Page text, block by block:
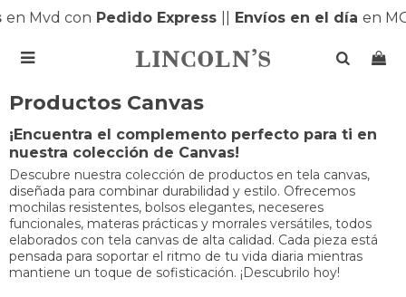
en Mvd conPedido Express| Envíos en el díaen

Productos Canvas
¡Encuentra el complemento perfecto para ti en
nuestra colección de Canvas!
Descubre nuestra colección de productos en tela canvas,
diseñada para combinar durabilidad y estilo. Ofrecemos
mochilas resistentes, bolsos elegantes, neceseres
funcionales, materas prácticas y morrales versátiles, todos
elaborados con tela canvas de alta calidad. Cada pieza está
pensada para soportar el ritmo de tu vida diaria mientras
mantiene un toque de sofisticación. ¡Descubrilo hoy!